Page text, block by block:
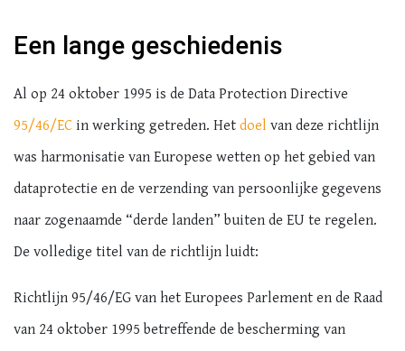
Een lange geschiedenis
Al op 24 oktober 1995 is de Data Protection Directive
95/46/EC in werking getreden. Het doel van deze richtlijn
was harmonisatie van Europese wetten op het gebied van
dataprotectie en de verzending van persoonlijke gegevens
naar zogenaamde “derde landen” buiten de EU te regelen.
De volledige titel van de richtlijn luidt:
Richtlijn 95/46/EG van het Europees Parlement en de Raad
van 24 oktober 1995 betreffende de bescherming van